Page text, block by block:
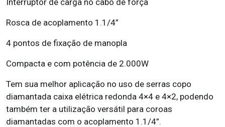
Interruptor de carga no cabo de força
Rosca de acoplamento 1.1/4”
4 pontos de fixação de manopla
Compacta e com potência de 2.000W
Tem sua melhor aplicação no uso de serras copo
diamantada caixa elétrica redonda 4×4 e 4×2, podendo
também ter a utilização versátil para coroas
diamantadas com o acoplamento 1.1/4”.